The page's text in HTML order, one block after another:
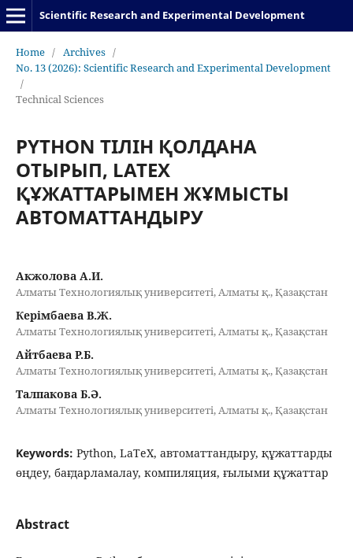
Scientific Research and Experimental Development
Home / Archives /
No. 13 (2026): Scientific Research and Experimental Development
/
Technical Sciences
PYTHON ТІЛІН ҚОЛДАНА
ОТЫРЫП, LATEX
ҚҰЖАТТАРЫМЕН ЖҰМЫСТЫ
АВТОМАТТАНДЫРУ
Акжолова А.И.
Алматы Технологиялық университеті, Алматы қ., Қазақстан
Керімбаева В.Ж.
Алматы Технологиялық университеті, Алматы қ., Қазақстан
Айтбаева Р.Б.
Алматы Технологиялық университеті, Алматы қ., Қазақстан
Талпакова Б.Ә.
Алматы Технологиялық университеті, Алматы қ., Қазақстан
Keywords: Python, LaTeX, автоматтандыру, құжаттарды
өңдеу, бағдарламалау, компиляция, ғылыми құжаттар
Abstract